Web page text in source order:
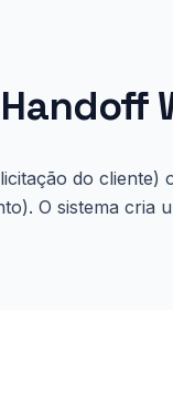
do
O sistema cria